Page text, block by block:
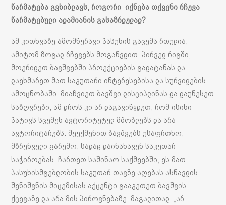
წარმატება გვხიბლავს, როგორი იქნება თქვენი რჩევა
წარმატებული ადამიანის გასაზრდელად?
ამ კითხვაზე ამომწურავი პასუხის გაცემა რთულია,
ამიტომ ზოგად რჩევებს მოგაწვდით. პირველ რიგში,
მოერიდეთ ბავშვებში პროექციების გადატანას და
დაეხმარეთ მათ საკუთარი ინტერესებისა და სურვილების
ამოცნობაში. მიაჩვიეთ ბავშვი დისციპლინას და დაუწესეთ
საზღვრები, ამ დროს კი არ დაგავიწყდეთ, რომ ისინი
პატივს სცემენ ავტორიტეტულ მშობლებს და არა
ავტორიტარებს. შეუქმენით ბავშვებს უსაფრთხო,
მზრუნველი გარემო, სადაც დაინახავენ საკუთარ
საჭიროებას. ჩართეთ საშინაო საქმეებში, ეს მათ
პასუხისმგებლობის საკუთარ თავზე აღებას ასწავლის.
შენიშვნის მიცემისას აქცენტი გააკეთეთ ბავშვის
ქცევაზე და არა მის პიროვნებაზე. მაგალითად: „არ